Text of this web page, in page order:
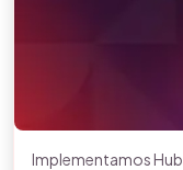
Implementamos